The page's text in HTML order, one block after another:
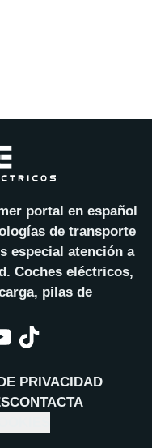
portal en español
de transporte
especial atención a
Coches eléctricos,
pilas de
PRIVACIDAD
CONTACTA